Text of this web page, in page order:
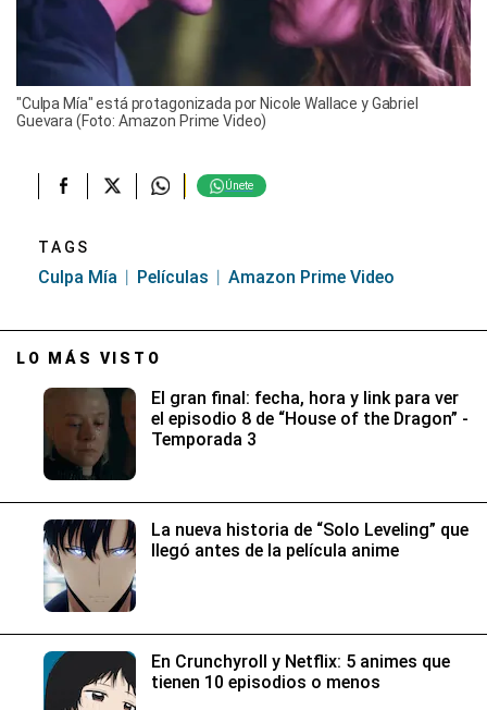
"Culpa Mía" está protagonizada por Nicole Wallace y Gabriel
Guevara (Foto: Amazon Prime Video)
Únete
TAGS
Culpa Mía Películas Amazon Prime Video
LO MÁS VISTO
El gran final: fecha, hora y link para ver
el episodio 8 de “House of the Dragon” -
Temporada 3
La nueva historia de “Solo Leveling” que
llegó antes de la película anime
En Crunchyroll y Netflix: 5 animes que
tienen 10 episodios o menos